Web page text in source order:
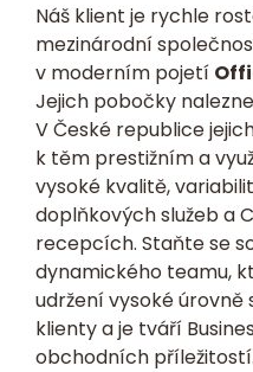
Náš klient je rychle
mezinárodní
v moderním pojetí
Jejich pobočky
V České republice
k těm prestižním a
vysoké kvalitě,
doplňkových služeb a
recepcích. Staňte se
dynamického teamu,
udržení vysoké úrovně
klienty a je tváří
obchodních příležitostí.